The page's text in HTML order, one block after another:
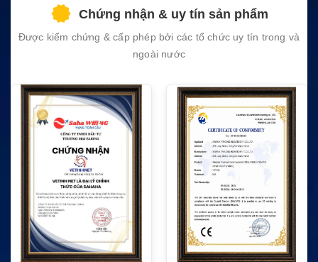
empty.
Chứng nhận & uy tín sản phẩm
Được kiểm chứng & cấp phép bởi các tổ chức uy tín trong và
ngoài nước